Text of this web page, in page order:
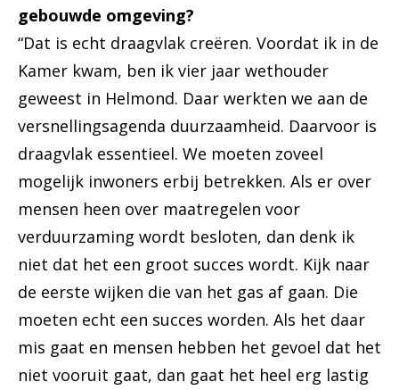
gebouwde omgeving?
“Dat is echt draagvlak creëren. Voordat ik in de
Kamer kwam, ben ik vier jaar wethouder
geweest in Helmond. Daar werkten we aan de
versnellingsagenda duurzaamheid. Daarvoor is
draagvlak essentieel. We moeten zoveel
mogelijk inwoners erbij betrekken. Als er over
mensen heen over maatregelen voor
verduurzaming wordt besloten, dan denk ik
niet dat het een groot succes wordt. Kijk naar
de eerste wijken die van het gas af gaan. Die
moeten echt een succes worden. Als het daar
mis gaat en mensen hebben het gevoel dat het
niet vooruit gaat, dan gaat het heel erg lastig